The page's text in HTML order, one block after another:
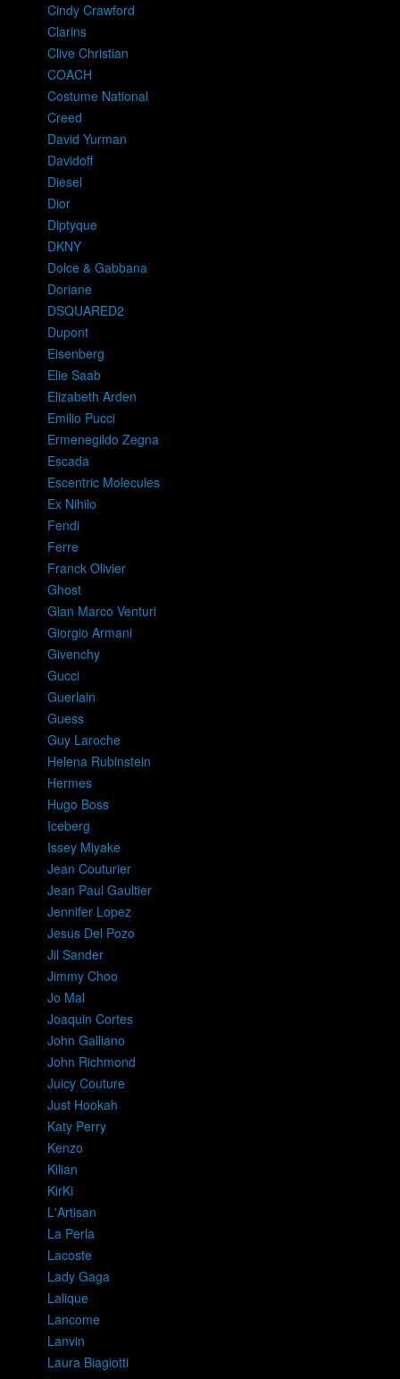
Cindy Crawford
Clarins
Clive Christian
COACH
Costume National
Creed
David Yurman
Davidoff
Diesel
Dior
Diptyque
DKNY
Dolce & Gabbana
Doriane
DSQUARED2
Dupont
Eisenberg
Elie Saab
Elizabeth Arden
Emilio Pucci
Ermenegildo Zegna
Escada
Escentric Molecules
Ex Nihilo
Fendi
Ferre
Franck Olivier
Ghost
Gian Marco Venturi
Giorgio Armani
Givenchy
Gucci
Guerlain
Guess
Guy Laroche
Helena Rubinstein
Hermes
Hugo Boss
Iceberg
Issey Miyake
Jean Couturier
Jean Paul Gaultier
Jennifer Lopez
Jesus Del Pozo
Jil Sander
Jimmy Choo
Jo Mal
Joaquin Cortes
John Galliano
John Richmond
Juicy Couture
Just Hookah
Katy Perry
Kenzo
Kilian
KirKi
L'Artisan
La Perla
Lacoste
Lady Gaga
Lalique
Lancome
Lanvin
Laura Biagiotti